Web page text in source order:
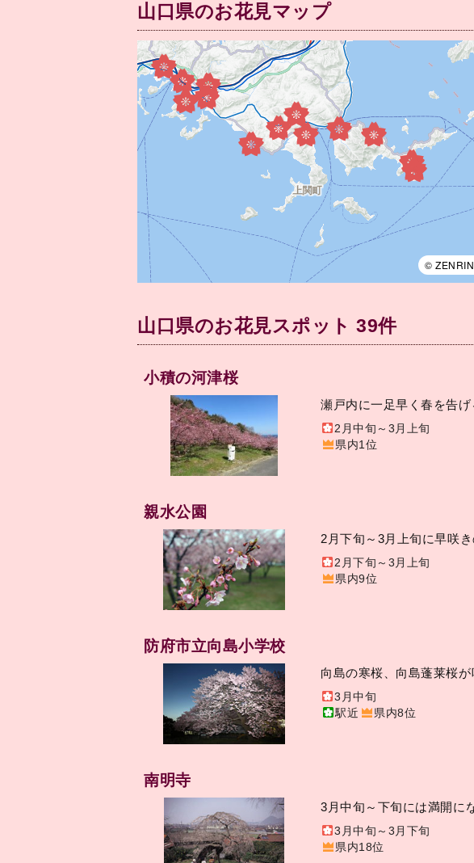
山口県のお花見マップ
©
山口県のお花見スポット 39件
小積の河津桜
瀬戸内に一足早く春を告げ
2月中旬～3月上旬
県内1位
親水公園
2月下旬～3月上旬に早咲
2月下旬～3月上旬
県内9位
防府市立向島小学校
向島の寒桜、向島蓬莱桜
3月中旬
駅近
県内8位
南明寺
3月中旬～下旬には満開に
3月中旬～3月下旬
県内18位